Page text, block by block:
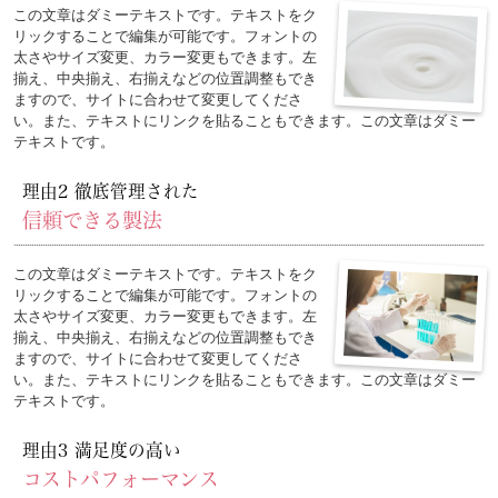
この文章はダミーテキストです。テキストをク
リックすることで編集が可能です。フォントの
太さやサイズ変更、カラー変更もできます。左
揃え、中央揃え、右揃えなどの位置調整もでき
ますので、サイトに合わせて変更してくださ
い。また、テキストにリンクを貼ることもできます。この文章はダミー
テキストです。
理由2 徹底管理された
信頼できる製法
この文章はダミーテキストです。テキストをク
リックすることで編集が可能です。フォントの
太さやサイズ変更、カラー変更もできます。左
揃え、中央揃え、右揃えなどの位置調整もでき
ますので、サイトに合わせて変更してくださ
い。また、テキストにリンクを貼ることもできます。この文章はダミー
テキストです。
理由3 満足度の高い
コストパフォーマンス